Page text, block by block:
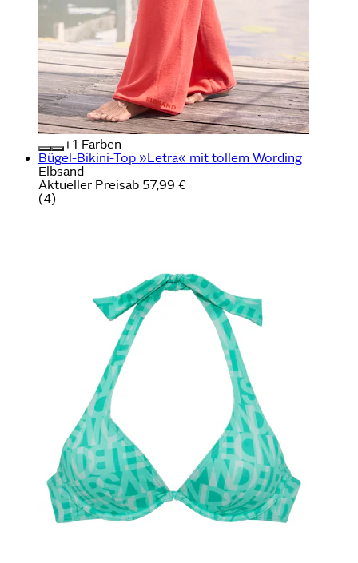
+
Farben
Bügel-Bikini-Top »Letra« mit tollem Wording
Elbsand
Aktueller Preisab 57,99 €
(4)